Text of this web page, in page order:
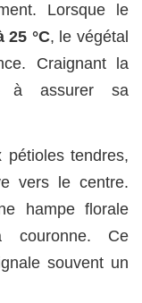
Lorsque le
25 °C, le végétal
Craignant la
à assurer sa
tendres,
vers le centre.
hampe florale
couronne. Ce
souvent un